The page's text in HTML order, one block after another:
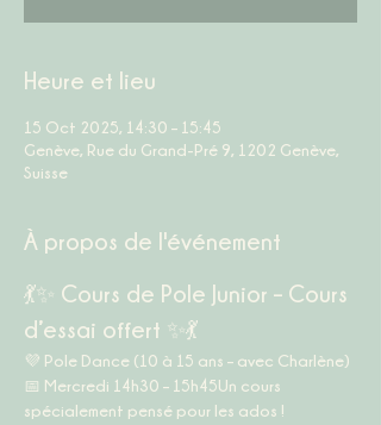
Heure et lieu
15 Oct 2025, 14:30 – 15:45
Genève, Rue du Grand-Pré 9, 1202 Genève,
Suisse
À propos de l'événement
💃✨ Cours de Pole Junior – Cours
d’essai offert ✨💃
💜 Pole Dance (10 à 15 ans – avec Charlène)
📅 Mercredi 14h30 – 15h45Un cours
spécialement pensé pour les ados !